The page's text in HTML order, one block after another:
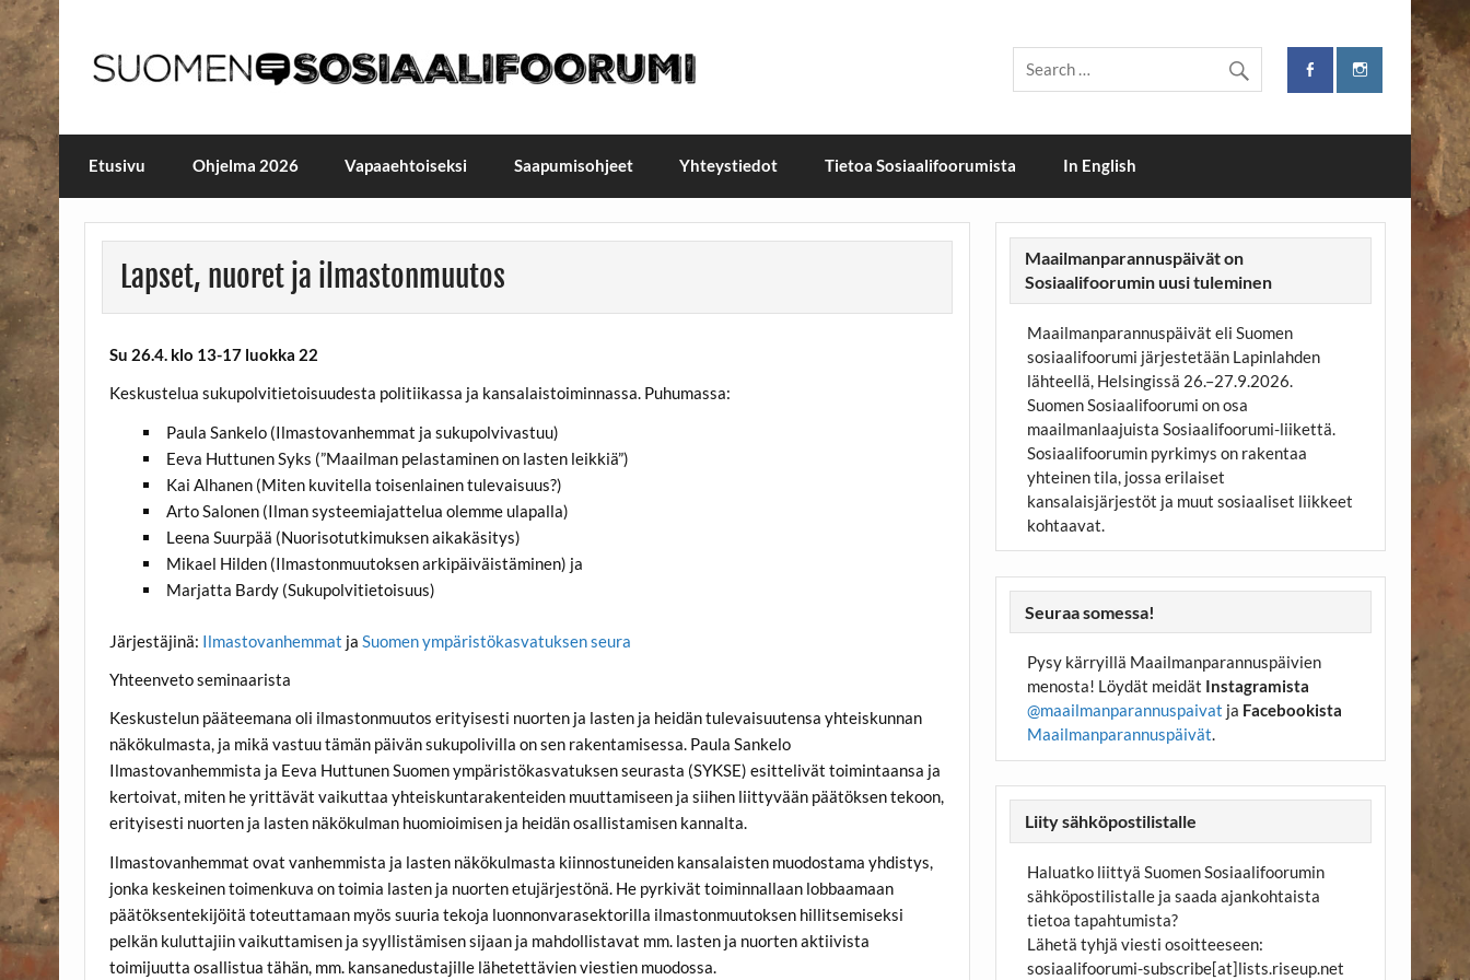
Skip
content
Maailmanparannuspäivät / Suomen Sosiaalifoorumi
Maailmanparannuspäivät Lapinlahden Lähteellä, Helsingissä 26.–27.9.2026
Etusivu Ohjelma 2026 Vapaaehtoiseksi Saapumisohjeet Yhteystiedot Tietoa Sosiaalifoorumista In English
Lapset, nuoret ja ilmastonmuutos
Su 26.4. klo 13-17 luokka 22
Keskustelua sukupolvitietoisuudesta politiikassa ja kansalaistoiminnassa. Puhumassa:
Paula Sankelo (Ilmastovanhemmat ja sukupolvivastuu)
Eeva Huttunen Syks (”Maailman pelastaminen on lasten leikkiä”)
Kai Alhanen (Miten kuvitella toisenlainen tulevaisuus?)
Arto Salonen (Ilman systeemiajattelua olemme ulapalla)
Leena Suurpää (Nuorisotutkimuksen aikakäsitys)
Mikael Hilden (Ilmastonmuutoksen arkipäiväistäminen) ja
Marjatta Bardy (Sukupolvitietoisuus)
Järjestäjinä: Ilmastovanhemmat ja Suomen ympäristökasvatuksen seura
Yhteenveto seminaarista
Keskustelun pääteemana oli ilmastonmuutos erityisesti nuorten ja lasten ja heidän tulevaisuutensa yhteiskunnan
näkökulmasta, ja mikä vastuu tämän päivän sukupolivilla on sen rakentamisessa. Paula Sankelo
Ilmastovanhemmista ja Eeva Huttunen Suomen ympäristökasvatuksen seurasta (SYKSE) esittelivät toimintaansa ja
kertoivat, miten he yrittävät vaikuttaa yhteiskuntarakenteiden muuttamiseen ja siihen liittyvään päätöksen tekoon,
erityisesti nuorten ja lasten näkökulman huomioimisen ja heidän osallistamisen kannalta.
Ilmastovanhemmat ovat vanhemmista ja lasten näkökulmasta kiinnostuneiden kansalaisten muodostama yhdistys,
jonka keskeinen toimenkuva on toimia lasten ja nuorten etujärjestönä. He pyrkivät toiminnallaan lobbaamaan
päätöksentekijöitä toteuttamaan myös suuria tekoja luonnonvarasektorilla ilmastonmuutoksen hillitsemiseksi
pelkän kuluttajiin vaikuttamisen ja syyllistämisen sijaan ja mahdollistavat mm. lasten ja nuorten aktiivista
toimijuutta osallistua tähän, mm. kansanedustajille lähetettävien viestien muodossa.
Maailmanparannuspäivät on
Sosiaalifoorumin uusi tuleminen
Maailmanparannuspäivät eli Suomen
sosiaalifoorumi järjestetään Lapinlahden
lähteellä, Helsingissä 26.–27.9.2026.
Suomen Sosiaalifoorumi on osa
maailmanlaajuista Sosiaalifoorumi-liikettä.
Sosiaalifoorumin pyrkimys on rakentaa
yhteinen tila, jossa erilaiset
kansalaisjärjestöt ja muut sosiaaliset liikkeet
kohtaavat.
Seuraa somessa!
Pysy kärryillä Maailmanparannuspäivien
menosta! Löydät meidät Instagramista
@maailmanparannuspaivat ja Facebookista
Maailmanparannuspäivät.
Liity sähköpostilistalle
Haluatko liittyä Suomen Sosiaalifoorumin
sähköpostilistalle ja saada ajankohtaista
tietoa tapahtumista?
Lähetä tyhjä viesti osoitteeseen:
sosiaalifoorumi-subscribe[at]lists.riseup.net